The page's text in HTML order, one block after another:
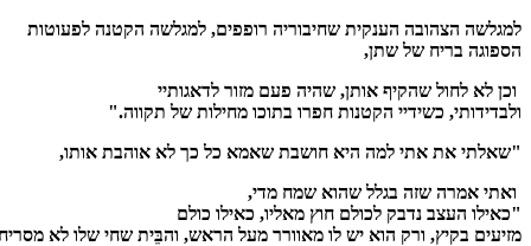
הצהובה הענקית שחיבוריה רופפים, למגלשה הקטנה לפעוטות
בריח של שתן,
לא לחול שהקיף אותן, שהיה פעם מזור לדאגותיי
כשידיי הקטנות חפרו בתוכו מחילות של תקווה."
את אתי למה היא חושבת שאמא כל כך לא אוהבת אותו,
אמרה שזה בגלל שהוא שמח מדי,
העצב נדבק לכולם חוץ מאליו, כאילו כולם
בקיץ, ורק הוא יש לו מאוורר מעל הראש, והבֵּית שחי שלו לא מסריח."